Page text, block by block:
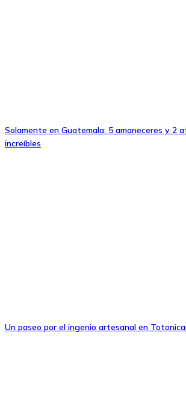
Solamente en Guatemala: 5 amaneceres y 2
increíbles
Un paseo por el ingenio artesanal en